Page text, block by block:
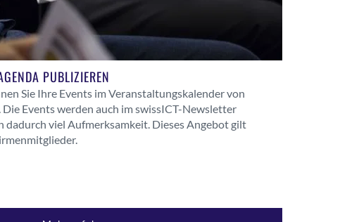
PUBLIZIEREN
Sie Ihre Events im Veranstaltungskalender von
Die Events werden auch im swissICT-Newsletter
dadurch viel Aufmerksamkeit. Dieses Angebot gilt